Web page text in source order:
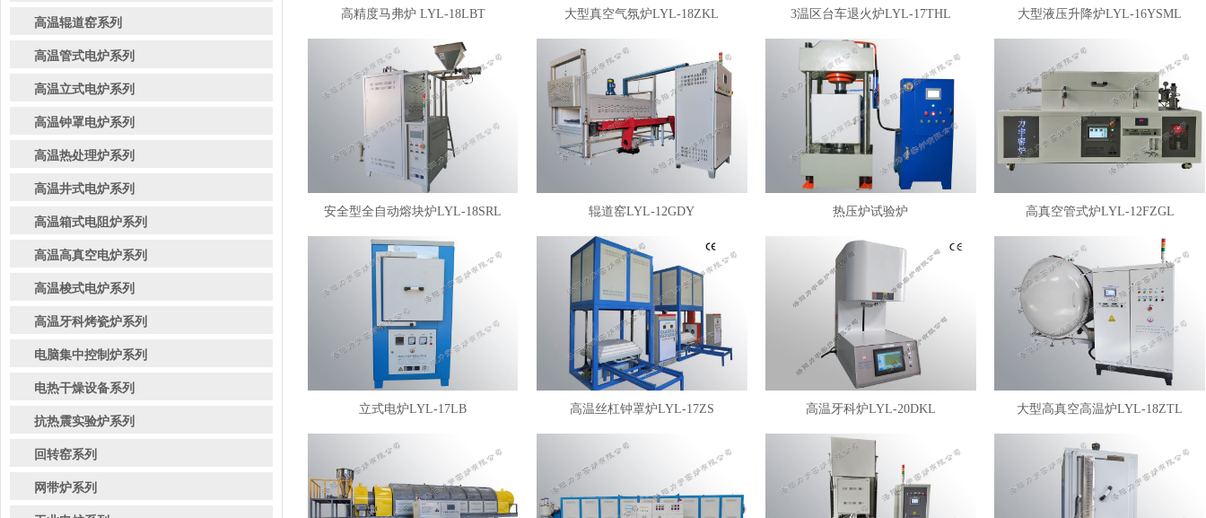
高温辊道窑系列
高温管式电炉系列
高温立式电炉系列
高温钟罩电炉系列
高温热处理炉系列
高温井式电炉系列
高温箱式电阻炉系列
高温高真空电炉系列
高温梭式电炉系列
高温牙科烤瓷炉系列
电脑集中控制炉系列
电热干燥设备系列
抗热震实验炉系列
回转窑系列
网带炉系列
高精度马弗炉 LYL-18LBT 大型真空气氛炉LYL-18ZKL 3温区台车退火炉LYL-17THL 大型液压升降炉LYL-16YSML
安全型全自动熔块炉LYL-18SRL 辊道窑LYL-12GDY 热压炉试验炉 高真空管式炉LYL-12FZGL
立式电炉LYL-17LB 高温丝杠钟罩炉LYL-17ZS 高温牙科炉LYL-20DKL 大型高真空高温炉LYL-18ZTL